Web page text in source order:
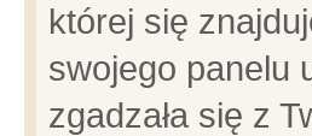
której się
swojego panelu
zgadzała się z